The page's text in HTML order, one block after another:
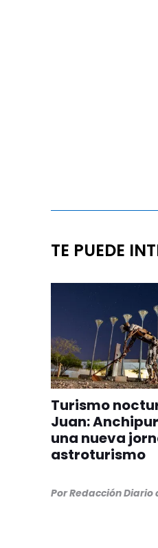
TE PUEDE
Turismo
Juan:
una nueva
astroturismo
PorRedacción Diario